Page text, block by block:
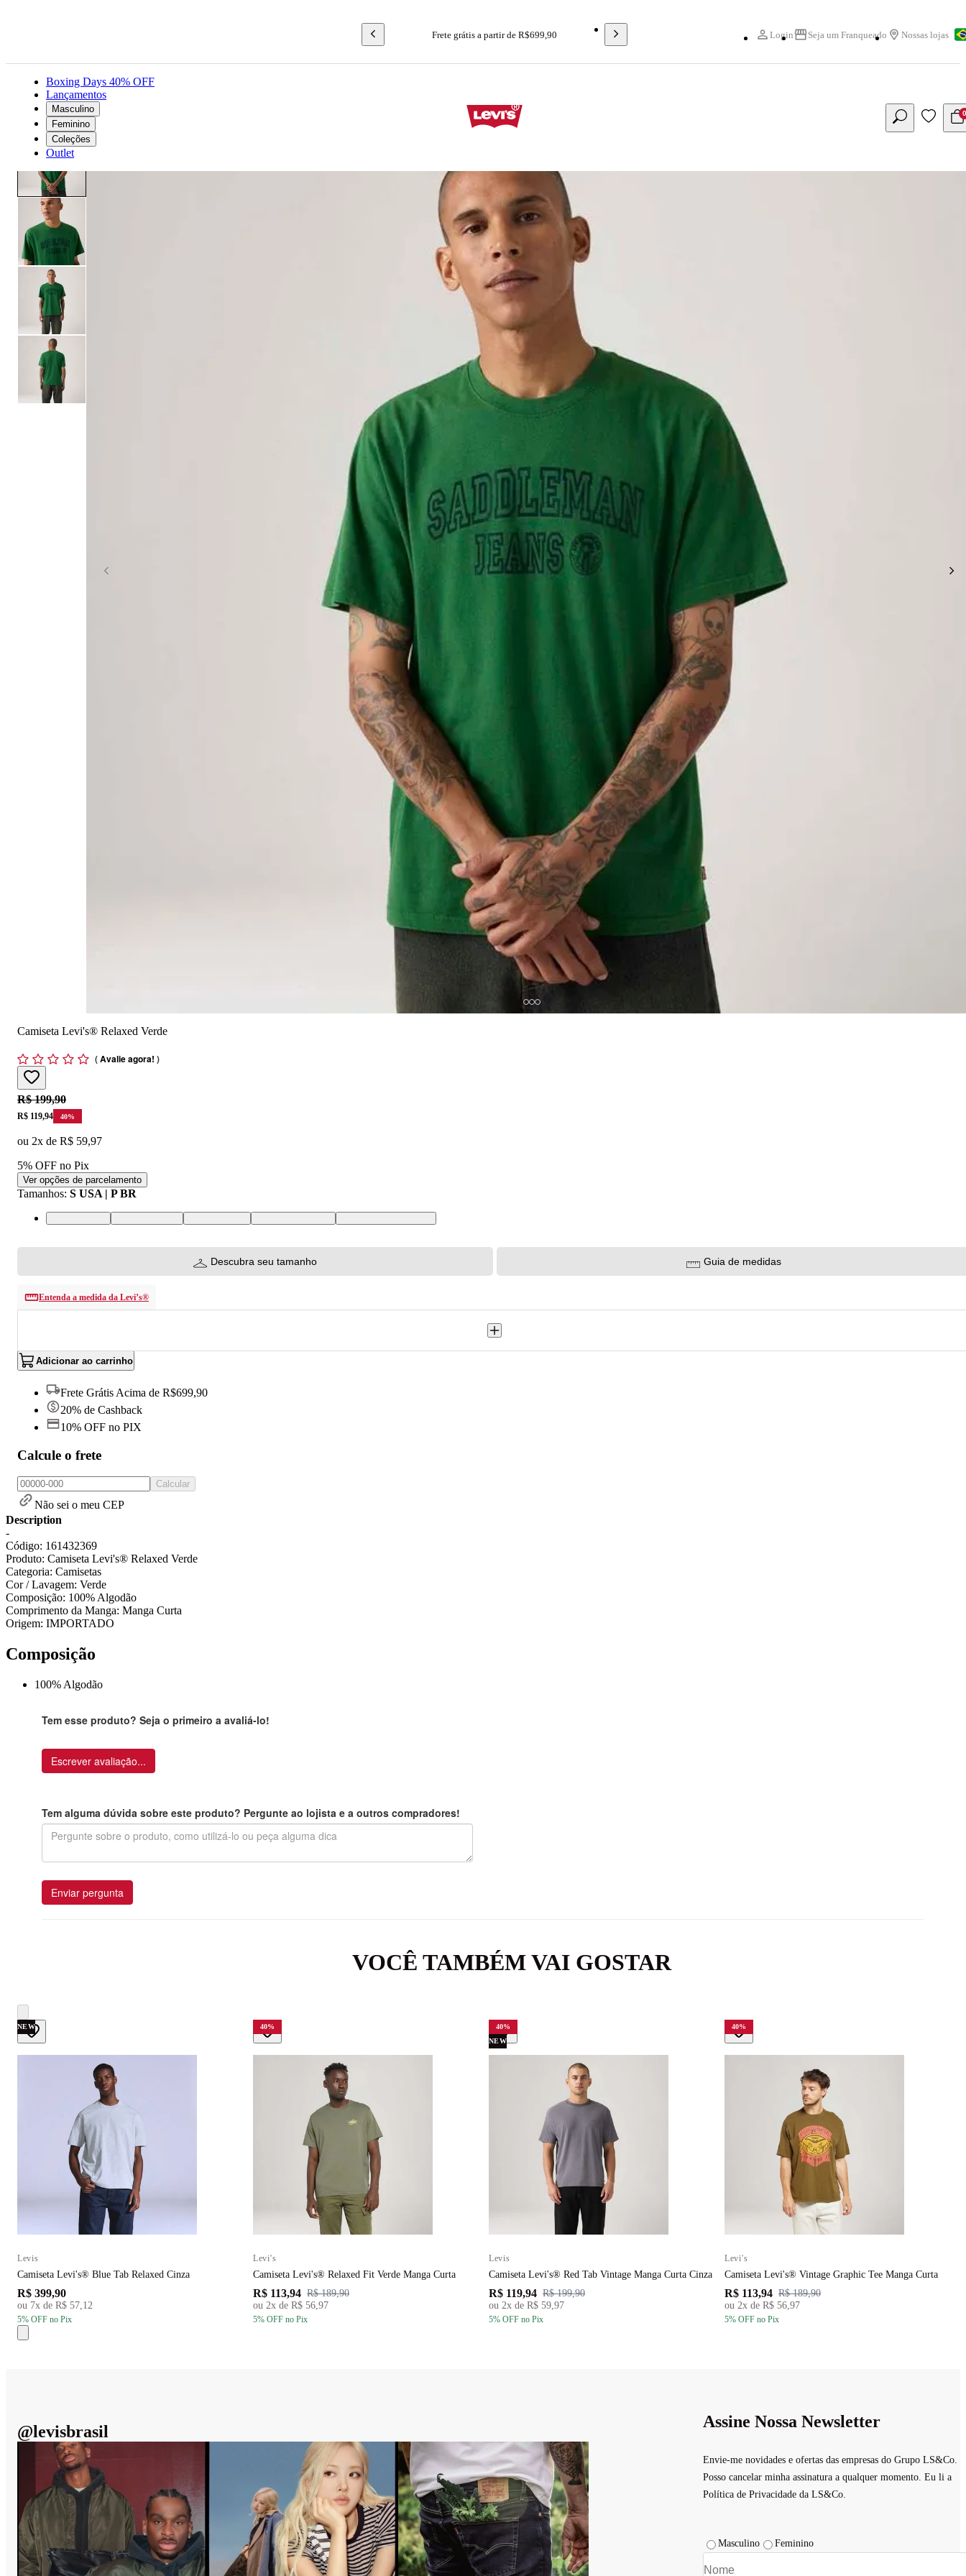
Frete grátis a partir de R$699,90 Login Seja um Franqueado Nossas lojas
Boxing Days 40% OFF
Lançamentos
Masculino
Feminino
Coleções
Outlet
0
Masculino
Camiseta Levi's® Relaxed Verde
(Avalie agora! )
Original price:
R$ 199,90
Price:
R$ 119,94 40%
ou 2x de R$ 59,97
5% OFF no Pix
Ver opções de parcelamento
Tamanhos: S USA | P BR
S USA | P BRM USA | M BRL USA | G BRXL USA | GG BRXXL USA | EGG BR
Descubra seu tamanho Guia de medidas
Entenda a medida da Levi’s®
Adicionar ao carrinho
Frete Grátis Acima de R$699,90
20% de Cashback
10% OFF no PIX
Calcule o frete
Calcular
Não sei o meu CEP
Description
-
Código: 161432369
Produto: Camiseta Levi's® Relaxed Verde
Categoria: Camisetas
Cor / Lavagem: Verde
Composição: 100% Algodão
Comprimento da Manga: Manga Curta
Origem: IMPORTADO
Composição
100% Algodão
Tem esse produto? Seja o primeiro a avaliá-lo!
Escrever avaliação...
Tem alguma dúvida sobre este produto? Pergunte ao lojista e a outros compradores!
Enviar pergunta
VOCÊ TAMBÉM VAI GOSTAR
NEW
Levis
Camiseta Levi's® Blue Tab Relaxed Cinza
R$ 399,90
ou 7x de R$ 57,12
5% OFF no Pix
40%
Levi's
Camiseta Levi's® Relaxed Fit Verde Manga Curta
R$ 113,94 R$ 189,90
ou 2x de R$ 56,97
5% OFF no Pix
40%
NEW
Levis
Camiseta Levi's® Red Tab Vintage Manga Curta Cinza
R$ 119,94 R$ 199,90
ou 2x de R$ 59,97
5% OFF no Pix
40%
Levi's
Camiseta Levi's® Vintage Graphic Tee Manga Curta
R$ 113,94 R$ 189,90
ou 2x de R$ 56,97
5% OFF no Pix
@levisbrasil
Assine Nossa Newsletter
Envie-me novidades e ofertas das empresas do Grupo LS&Co.
Posso cancelar minha assinatura a qualquer momento. Eu li a
Política de Privacidade da LS&Co.
Masculino Feminino